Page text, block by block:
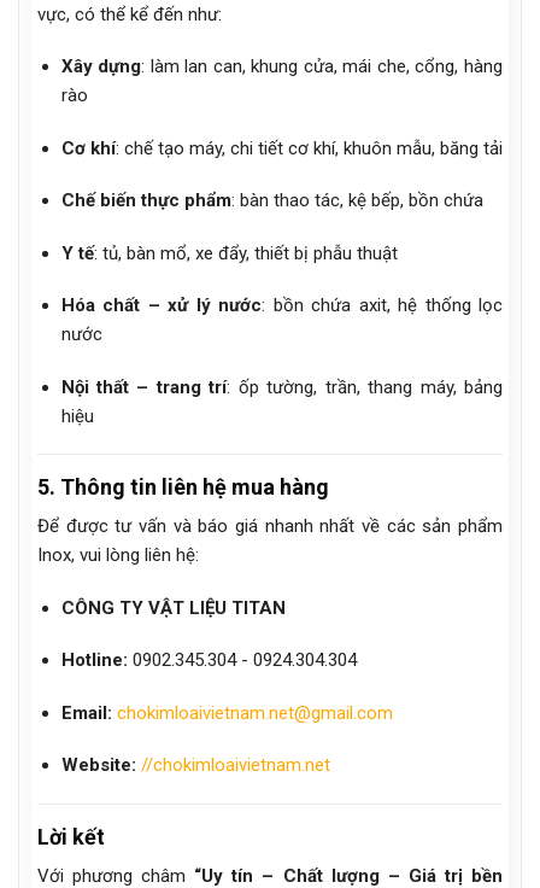
vực, có thể kể đến như:
Xây dựng: làm lan can, khung cửa, mái che, cổng, hàng
rào
Cơ khí: chế tạo máy, chi tiết cơ khí, khuôn mẫu, băng tải
Chế biến thực phẩm: bàn thao tác, kệ bếp, bồn chứa
Y tế: tủ, bàn mổ, xe đẩy, thiết bị phẫu thuật
Hóa chất – xử lý nước: bồn chứa axit, hệ thống lọc
nước
Nội thất – trang trí: ốp tường, trần, thang máy, bảng
hiệu
5. Thông tin liên hệ mua hàng
Để được tư vấn và báo giá nhanh nhất về các sản phẩm
Inox, vui lòng liên hệ:
CÔNG TY VẬT LIỆU TITAN
Hotline: 0902.345.304 - 0924.304.304
Email: chokimloaivietnam.net@gmail.com
Website: //chokimloaivietnam.net
Lời kết
Với phương châm “Uy tín – Chất lượng – Giá trị bền